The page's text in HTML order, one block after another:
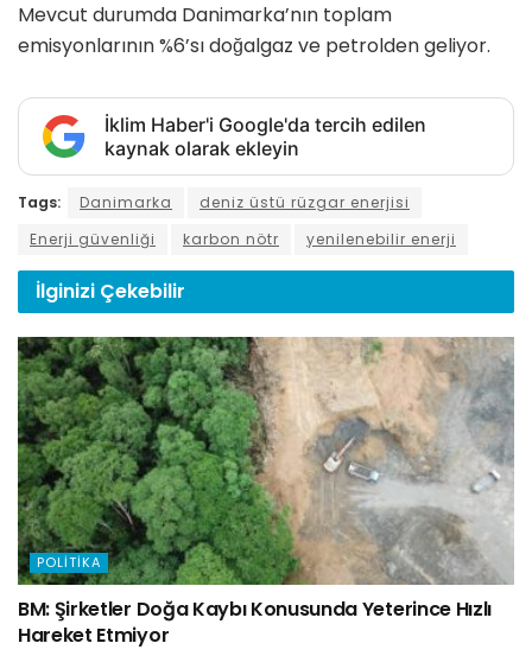
Mevcut durumda Danimarka’nın toplam
emisyonlarının %6’sı doğalgaz ve petrolden geliyor.
İklim Haber'i Google'da tercih edilen
kaynak olarak ekleyin
Tags: Danimarka
deniz üstü rüzgar enerjisi
Enerji güvenliği
karbon nötr yenilenebilir enerji
İlginizi Çekebilir
POLITIKA
BM: Şirketler Doğa Kaybı Konusunda Yeterince Hızlı
Hareket Etmiyor